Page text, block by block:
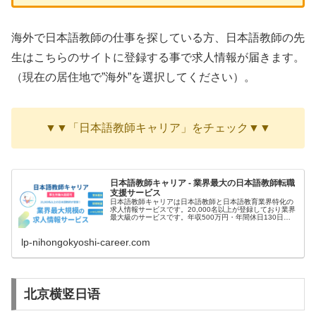
海外で日本語教師の仕事を探している方、日本語教師の先
生はこちらのサイトに登録する事で求人情報が届きます。
（現在の居住地で”海外”を選択してください）。
▼▼「日本語教師キャリア」をチェック▼▼
日本語教師キャリア - 業界最大の日本語教師転職
支援サービス
日本語教師キャリアは日本語教師と日本語教育業界特化の
求人情報サービスです。20,000名以上が登録しており業界
最大級のサービスです。年収500万円・年間休日130日な
lp-nihongokyoshi-career.com
北京横竖日语